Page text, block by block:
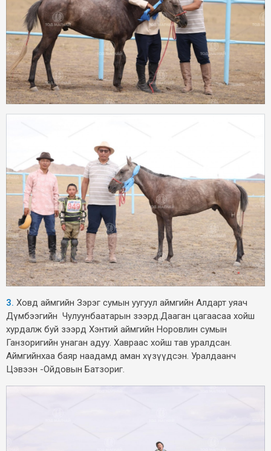
3. Ховд аймгийн Зэрэг сумын уугуул аймгийн Алдарт уяач
Дүмбээгийн Чулуунбаатарын зээрд.Дааган цагаасаа хойш
хурдалж буй зээрд Хэнтий аймгийн Норовлин сумын
Ганзоригийн унаган адуу. Хавраас хойш тав уралдсан.
Аймгийнхаа баяр наадамд аман хүзүүдсэн. Уралдаанч
Цэвээн -Ойдовын Батзориг.